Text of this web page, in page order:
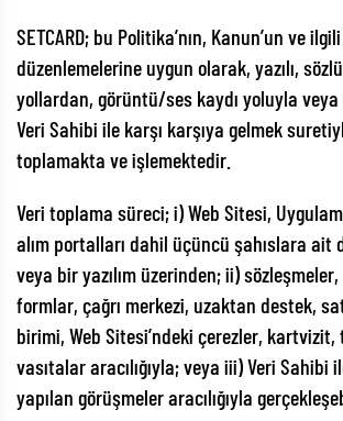
SETCARD; bu Politika’nın, Kanun’un ve
düzenlemelerine uygun olarak, yazılı,
yollardan, görüntü/ses kaydı yoluyla
Veri Sahibi ile karşı karşıya gelmek
toplamakta ve işlemektedir.
Veri toplama süreci; i) Web Sitesi,
alım portalları dahil üçüncü şahıslara
veya bir yazılım üzerinden; ii)
formlar, çağrı merkezi, uzaktan destek,
birimi, Web Sitesi’ndeki çerezler,
vasıtalar aracılığıyla; veya iii) Veri Sahibi
yapılan görüşmeler aracılığıyla